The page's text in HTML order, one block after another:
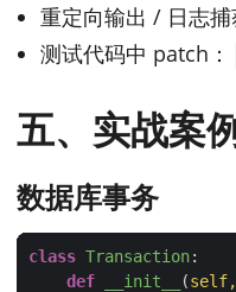
重定向输出 / 日志
测试代码中 patch：
五、实战案
数据库事务
class Transaction:
def
__init__ (self,